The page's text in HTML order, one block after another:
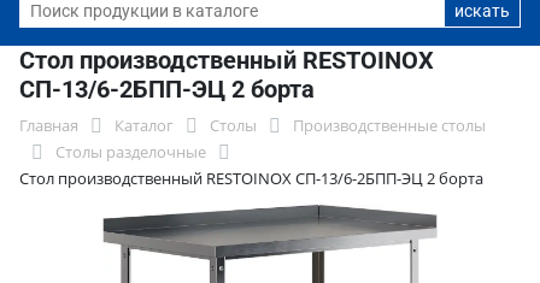
Стол производственный RESTOINOX
СП-13/6-2БПП-ЭЦ 2 борта
Главная Каталог Столы
Производственные столы
Столы разделочные
Стол производственный RESTOINOX СП-13/6-2БПП-ЭЦ 2 борта